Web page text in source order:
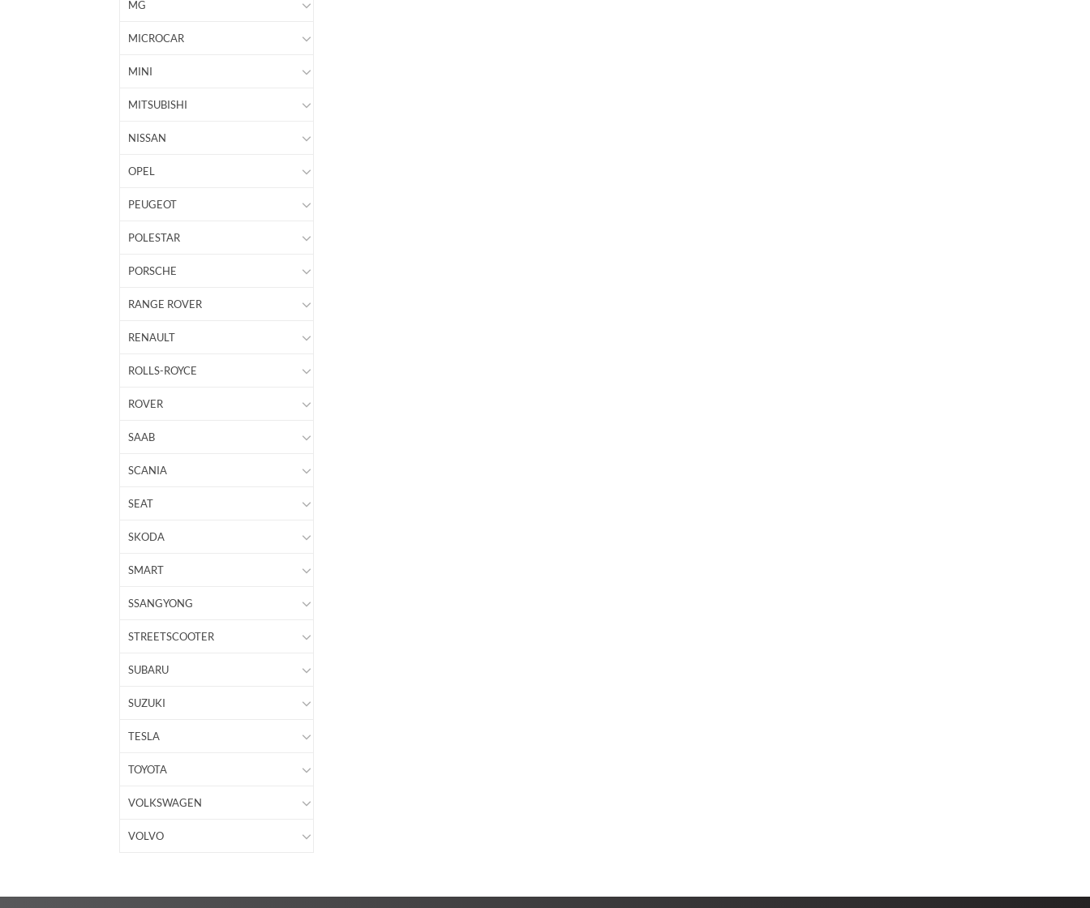
MG
MICROCAR
MINI
MITSUBISHI
NISSAN
OPEL
PEUGEOT
POLESTAR
PORSCHE
RANGE ROVER
RENAULT
ROLLS-ROYCE
ROVER
SAAB
SCANIA
SEAT
SKODA
SMART
SSANGYONG
STREETSCOOTER
SUBARU
SUZUKI
TESLA
TOYOTA
VOLKSWAGEN
VOLVO